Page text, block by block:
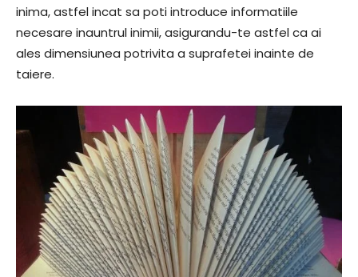
inima, astfel incat sa poti introduce informatiile
necesare inauntrul inimii, asigurandu-te astfel ca ai
ales dimensiunea potrivita a suprafetei inainte de
taiere.